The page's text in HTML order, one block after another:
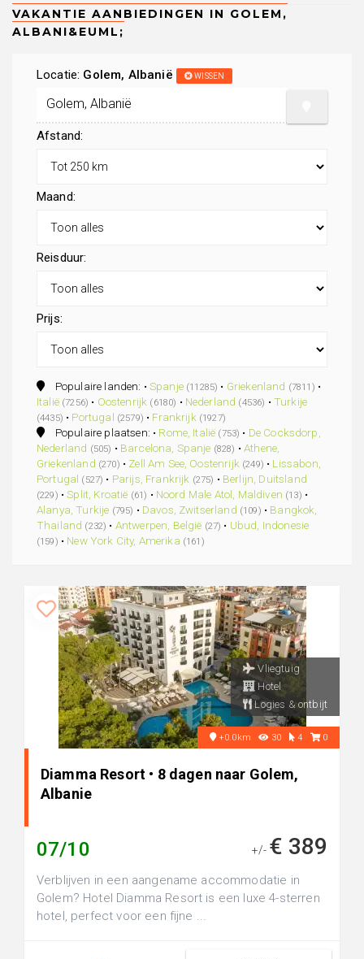
Locatie: Golem, Albanië WISSEN
Afstand:
Maand:
Reisduur:
Prijs:
Populaire landen: •Spanje (11285) • Griekenland (7811) •
Italië (7256) • Oostenrijk (6180) • Nederland (4536) • Turkije
(4435) • Portugal (2579) • Frankrijk (1927)
Populaire plaatsen: • Rome, Italië (753) • De Cocksdorp,
Nederland (505) • Barcelona, Spanje (828) •Athene,
Griekenland (270) • Zell Am See, Oostenrijk (249) • Lissabon,
Portugal (527) • Parijs, Frankrijk (275) • Berlijn, Duitsland
(229) •Split, Kroatië (61) • Noord Male Atol, Maldiven (13) •
Alanya, Turkije (795) • Davos, Zwitserland (109) • Bangkok,
Thailand (232) • Antwerpen, België (27) • Ubud, Indonesie
(159) • New York City, Amerika (161)
Vliegtuig
Hotel
Logies & ontbijt
+0.0km 30 4 0
Diamma Resort • 8 dagen naar Golem,
Albanie
07/10 +/- € 389
Verblijven in een aangename accommodatie in
Golem? Hotel Diamma Resort is een luxe 4-sterren
hotel, perfect voor een fijne ...